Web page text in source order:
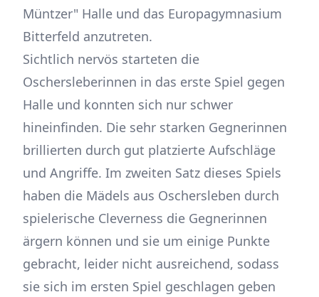
Müntzer" Halle und das Europagymnasium
Bitterfeld anzutreten.
Sichtlich nervös starteten die
Oschersleberinnen in das erste Spiel gegen
Halle und konnten sich nur schwer
hineinfinden. Die sehr starken Gegnerinnen
brillierten durch gut platzierte Aufschläge
und Angriffe. Im zweiten Satz dieses Spiels
haben die Mädels aus Oschersleben durch
spielerische Cleverness die Gegnerinnen
ärgern können und sie um einige Punkte
gebracht, leider nicht ausreichend, sodass
sie sich im ersten Spiel geschlagen geben